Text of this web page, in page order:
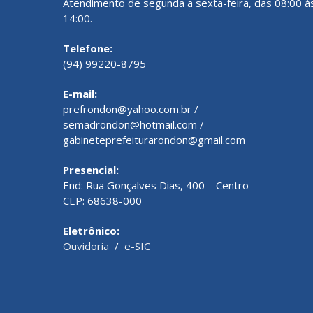
14:00.
Telefone:
(94) 99220-8795
E-mail:
prefrondon@yahoo.com.br /
semadrondon@hotmail.com /
gabineteprefeiturarondon@gmail.com
Presencial:
End: Rua Gonçalves Dias, 400 – Centro
CEP: 68638-000
Eletrônico:
Ouvidoria / e-SIC